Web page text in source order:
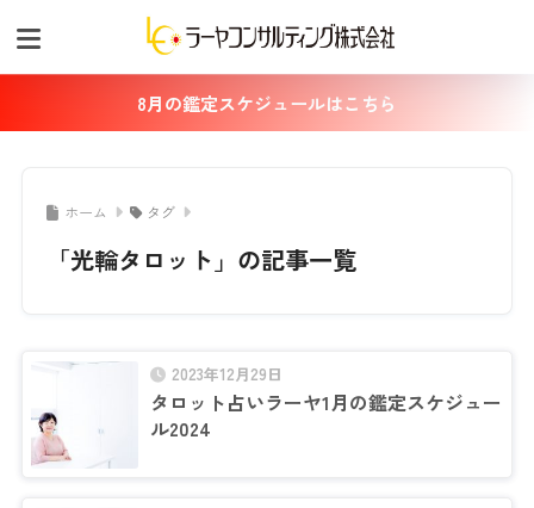
8月の鑑定スケジュールはこちら
ホーム タグ
「光輪タロット」の記事一覧
2023年12月29日
タロット占いラーヤ1月の鑑定スケジュー
ル2024